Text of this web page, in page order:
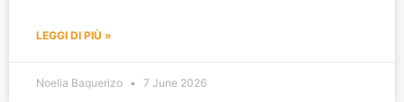
LEGGI DI PIÙ »
Noelia Baquerizo 7 June 2026